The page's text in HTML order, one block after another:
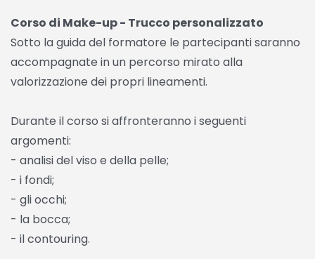
Corso di Make-up - Trucco personalizzato
Sotto la guida del formatore le partecipanti saranno
accompagnate in un percorso mirato alla
valorizzazione dei propri lineamenti.
Durante il corso si affronteranno i seguenti
argomenti:
- analisi del viso e della pelle;
- i fondi;
- gli occhi;
- la bocca;
- il contouring.